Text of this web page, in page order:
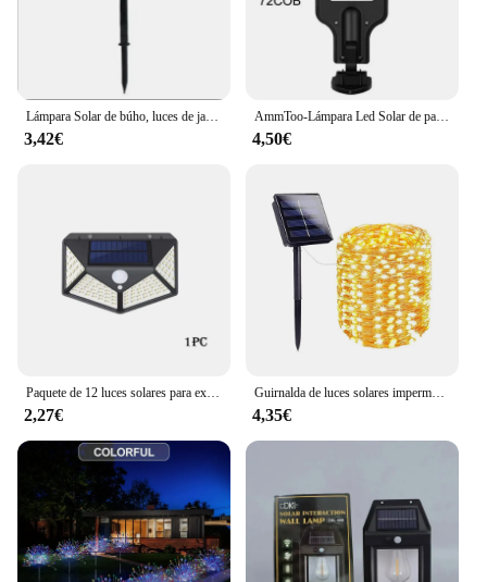
3,42€
AmmToo-Lámpara Led Solar de pared para exteriores, luz de inducción de cuerpo humano para jardín, terraza, puerta de garaje y calle, 72COB, 616B
4,50€
Paquete de 12 luces solares para exteriores, lámpara de pared de 100LED con Sensor de movimiento, luces de seguridad de 270 °, ángulo de iluminación brillante para Patio trasero, jardín y Patio
2,27€
Guirnalda de luces solares impermeables para exteriores, 8 modos, luces de Navidad para jardín, Patio, decoraciones de boda
4,35€